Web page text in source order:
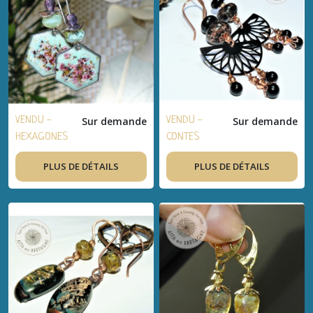
verre filé,
papier, inox -
idée cadeau
FEMMES
VENDU -
HEXAGONES
♥ Boucles
d'oreilles
bohèmes,
artisanal,
plaqué
argent, verre
de Bohème,
cuivre émaillé
- idée cadeau
FEMMES
Sur demande
PLUS DE DÉTAILS
VENDU -
CONTES
D'AUTOMNE ♥
Boucles
d'oreilles
bohèmes,
artisanal,
cuivre
brillant, verre
filé - idée
Sur demande
PLUS DE DÉTAILS